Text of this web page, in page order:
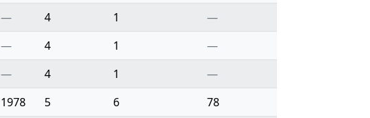
— 4 1
—
— 4 1
—
— 4 1
—
1978 5 6 78